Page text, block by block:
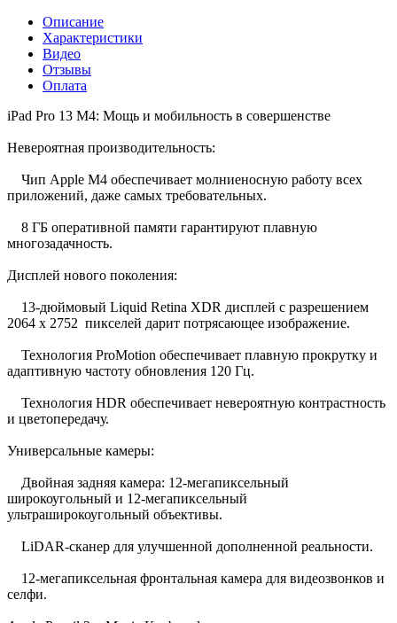
Описание
Характеристики
Видео
Отзывы
Оплата
iPad Pro 13 M4: Мощь и мобильность в совершенстве
Невероятная производительность:
Чип Apple M4 обеспечивает молниеносную работу всех
приложений, даже самых требовательных.
8 ГБ оперативной памяти гарантируют плавную
многозадачность.
Дисплей нового поколения:
13-дюймовый Liquid Retina XDR дисплей с разрешением
2064 x 2752 пикселей дарит потрясающее изображение.
Технология ProMotion обеспечивает плавную прокрутку и
адаптивную частоту обновления 120 Гц.
Технология HDR обеспечивает невероятную контрастность
и цветопередачу.
Универсальные камеры:
Двойная задняя камера: 12-мегапиксельный
широкоугольный и 12-мегапиксельный
ультраширокоугольный объективы.
LiDAR-сканер для улучшенной дополненной реальности.
12-мегапиксельная фронтальная камера для видеозвонков и
селфи.